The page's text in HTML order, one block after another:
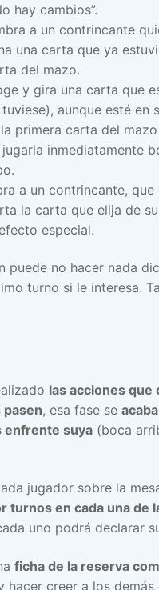
hay cambios”.
a un contrincante
una carta que ya
del mazo.
y gira una carta que
aunque esté en
primera carta del
inmediatamente
a un contrincante,
la carta que elija de
especial.
puede no hacer nada
turno si le interesa.
las acciones que
, esa fase se acaba
enfrente suya (boca
jugador sobre la
turnos en cada una de
uno podrá declarar
ficha de la reserva
hacer creer a los